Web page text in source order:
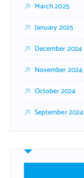
March 2025
January 2025
December 2024
November 2024
October 2024
September 2024